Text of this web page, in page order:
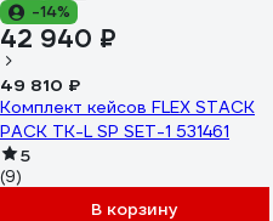
-14%
42 940 ₽
49 810 ₽
Комплект кейсов FLEX STACK
PACK TK-L SP SET-1 531461
5
(9)
В корзину